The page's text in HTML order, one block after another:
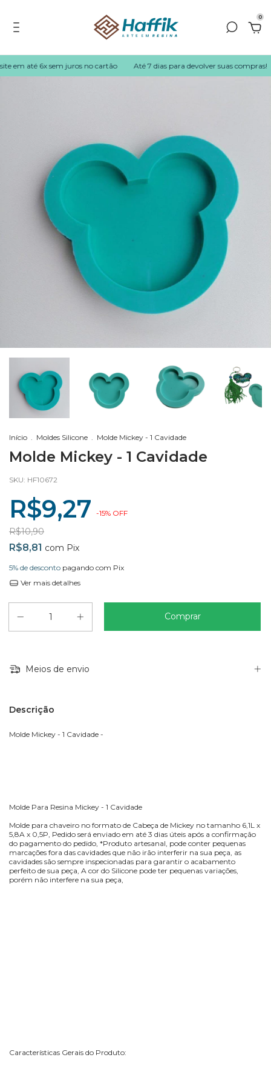
0
em até 6x sem juros no cartão Até 7 dias para devolver suas compras!
Início . Moldes Silicone . Molde Mickey - 1 Cavidade
Molde Mickey - 1 Cavidade
SKU: HF10672
R$9,27 -15% OFF
R$10,90
R$8,81 com Pix
5% de desconto pagando com Pix
Ver mais detalhes
Meios de envio
Descrição
Molde Mickey - 1 Cavidade -
Molde Para Resina Mickey - 1 Cavidade
Molde para chaveiro no formato de Cabeça de Mickey no tamanho 6,1L x
5,8A x 0,5P, Pedido será enviado em até 3 dias úteis após a confirmação
do pagamento do pedido, *Produto artesanal, pode conter pequenas
marcações fora das cavidades que não irão interferir na sua peça, as
cavidades são sempre inspecionadas para garantir o acabamento
perfeito de sua peça, A cor do Silicone pode ter pequenas variações,
porém não interfere na sua peça,
Características Gerais do Produto: